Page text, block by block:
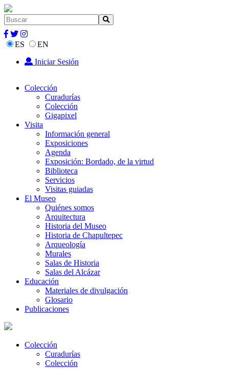
ES
EN
Iniciar Sesión
Colección
Curadurías
Colección
Gigapixel
Visita
Información general
Exposiciones
Agenda
Exposición: Bordado, de la virtud
Biblioteca
Servicios
Visitas guiadas
El Museo
Quiénes somos
Arquitectura
Historia del Museo
Historia de Chapultepec
Arqueología
Murales
Salas de Historia
Salas del Alcázar
Educación
Materiales de divulgación
Glosario
Publicaciones
Colección
Curadurías
Colección